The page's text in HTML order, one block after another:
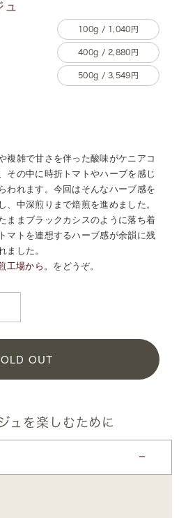
ュ
100g / 1,040円
400g / 2,880円
500g / 3,549円
複雑で甘さを伴った酸味がケニアコ
その中に時折トマトやハーブを感じ
われます。今回はそんなハーブ感を
中深煎りまで焙煎を進めました。
ままブラックカシスのように落ち着
マトを連想するハーブ感が余韻に残
した。
工場から。 をどうぞ。
OUT
ュを楽しむために